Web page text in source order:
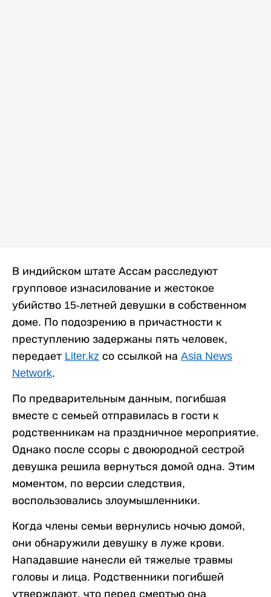
В индийском штате Ассам расследуют
групповое изнасилование и жестокое
убийство 15-летней девушки в собственном
доме. По подозрению в причастности к
преступлению задержаны пять человек,
передает Liter.kz со ссылкой на Asia News
Network.
По предварительным данным, погибшая
вместе с семьей отправилась в гости к
родственникам на праздничное мероприятие.
Однако после ссоры с двоюродной сестрой
девушка решила вернуться домой одна. Этим
моментом, по версии следствия,
воспользовались злоумышленники.
Когда члены семьи вернулись ночью домой,
они обнаружили девушку в луже крови.
Нападавшие нанесли ей тяжелые травмы
головы и лица. Родственники погибшей
утверждают, что перед смертью она